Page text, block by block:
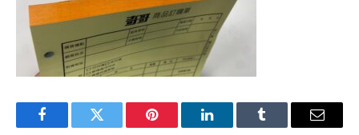
FacebookTwitter Pinterest LinkedInTumblr Email